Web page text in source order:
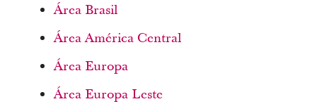
Área Brasil
Área América Central
Área Europa
Área Europa Leste